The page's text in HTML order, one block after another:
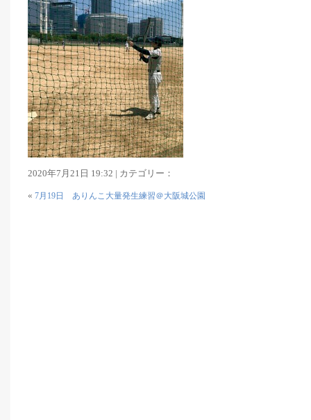
2020年7月21日 19:32 | カテゴリー：
« 7月19日 ありんこ大量発生練習＠大阪城公園